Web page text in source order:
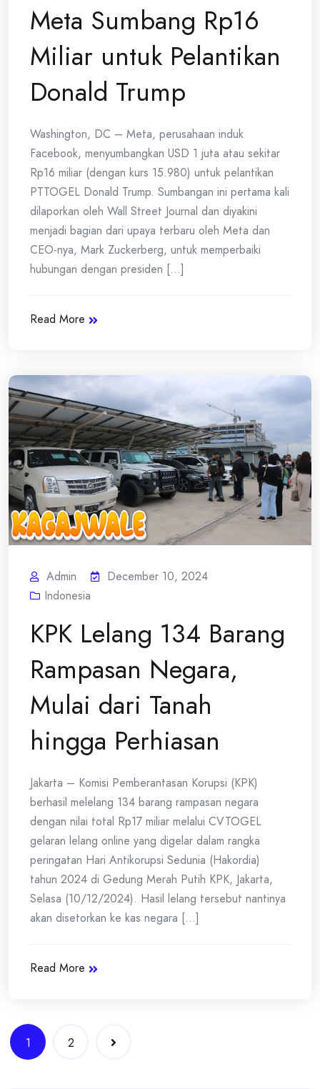
Meta Sumbang Rp16
Miliar untuk Pelantikan
Donald Trump
Washington, DC – Meta, perusahaan induk
Facebook, menyumbangkan USD 1 juta atau sekitar
Rp16 miliar (dengan kurs 15.980) untuk pelantikan
PTTOGEL Donald Trump. Sumbangan ini pertama kali
dilaporkan oleh Wall Street Journal dan diyakini
menjadi bagian dari upaya terbaru oleh Meta dan
CEO-nya, Mark Zuckerberg, untuk memperbaiki
hubungan dengan presiden [...]
Read More
Admin
December 10, 2024
Indonesia
KPK Lelang 134 Barang
Rampasan Negara,
Mulai dari Tanah
hingga Perhiasan
Jakarta – Komisi Pemberantasan Korupsi (KPK)
berhasil melelang 134 barang rampasan negara
dengan nilai total Rp17 miliar melalui CVTOGEL
gelaran lelang online yang digelar dalam rangka
peringatan Hari Antikorupsi Sedunia (Hakordia)
tahun 2024 di Gedung Merah Putih KPK, Jakarta,
Selasa (10/12/2024). Hasil lelang tersebut nantinya
akan disetorkan ke kas negara [...]
Read More
Posts
navigation
1 2